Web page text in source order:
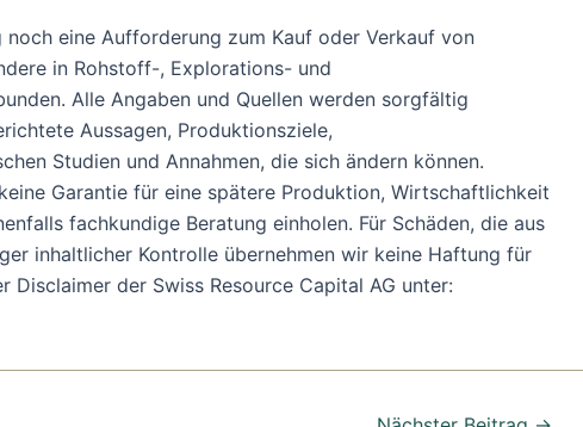
eine Aufforderung zum Kauf oder Verkauf von
in Rohstoff-, Explorations- und
Alle Angaben und Quellen werden sorgfältig
Aussagen, Produktionsziele,
Studien und Annahmen, die sich ändern können.
Garantie für eine spätere Produktion, Wirtschaftlichkeit
fachkundige Beratung einholen. Für Schäden, die aus
inhaltlicher Kontrolle übernehmen wir keine Haftung für
der Swiss Resource Capital AG unter: